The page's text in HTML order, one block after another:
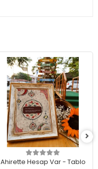
Ahirette Hesap Var - Tablo